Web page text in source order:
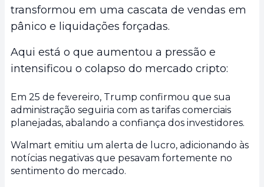
transformou em uma cascata de vendas em
pânico e liquidações forçadas.
Aqui está o que aumentou a pressão e
intensificou o colapso do mercado cripto:
Em 25 de fevereiro, Trump confirmou que sua
administração seguiria com as tarifas comerciais
planejadas, abalando a confiança dos investidores.
Walmart emitiu um alerta de lucro, adicionando às
notícias negativas que pesavam fortemente no
sentimento do mercado.